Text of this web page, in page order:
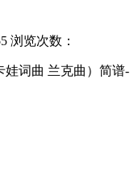
浏览次数：
娃词曲 兰克曲）简谱-